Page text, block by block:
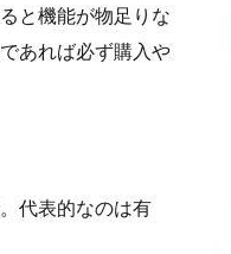
と機能が物足りな
あれば必ず購入や
代表的なのは有